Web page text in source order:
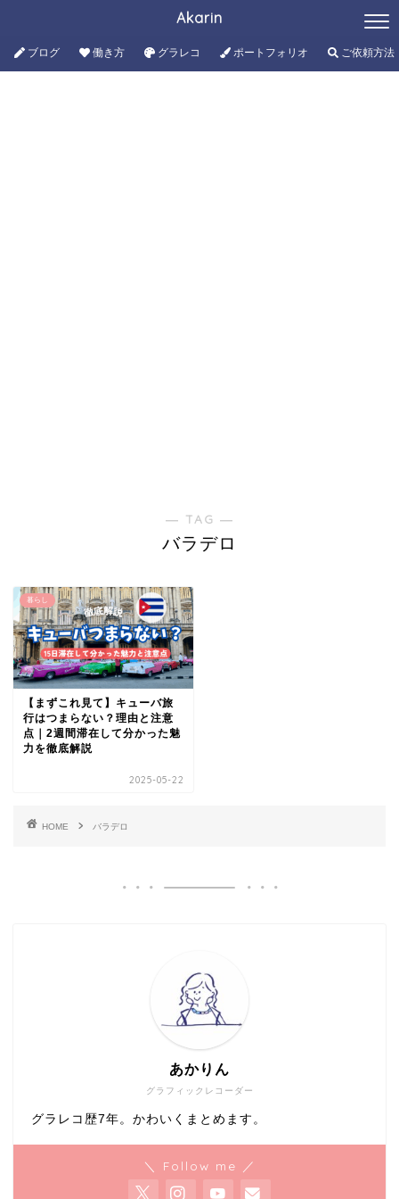
Akarin
ブログ 働き方 グラレコ ポートフォリオ ご依頼方法
― TAG ―
バラデロ
暮らし
【まずこれ見て】キューバ旅
行はつまらない？理由と注意
点｜2週間滞在して分かった魅
力を徹底解説
2025-05-22
HOME バラデロ
グラフィックレコーダー
あかりん
グラレコ歴7年。かわいくまとめます。
＼ Follow me ／